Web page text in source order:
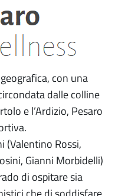
con una
dalle colline
e l’Ardizio, Pesaro
(Valentino Rossi,
Gianni Morbidelli)
di ospitare sia